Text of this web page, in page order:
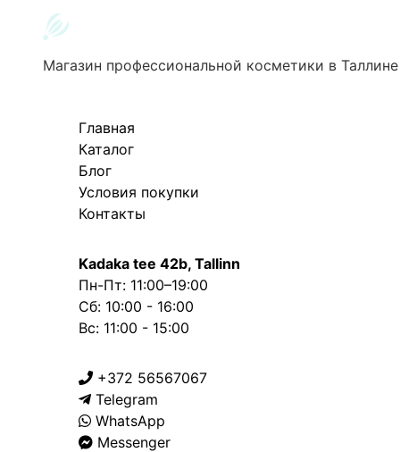
Магазин профессиональной косметики в Таллине
Главная
Каталог
Блог
Условия покупки
Контакты
Kadaka tee 42b, Tallinn
Пн-Пт: 11:00–19:00
Сб: 10:00 - 16:00
Вс: 11:00 - 15:00
+372 56567067
Telegram
WhatsApp
Messenger